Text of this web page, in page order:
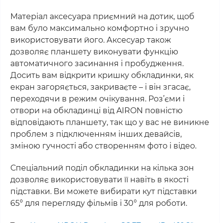
Матеріал аксесуара приємний на дотик, щоб
вам було максимально комфортно і зручно
використовувати його. Аксесуар також
дозволяє планшету виконувати функцію
автоматичного засинання і пробудження.
Досить вам відкрити кришку обкладинки, як
екран загоряється, закриваєте – і він згасає,
переходячи в режим очікування. Роз’єми і
отвори на обкладинці від AIRON повністю
відповідають планшету, так що у вас не виникне
проблем з підключенням інших девайсів,
зміною гучності або створенням фото і відео.
Спеціальний поділ обкладинки на кілька зон
дозволяє використовувати її навіть в якості
підставки. Ви можете вибирати кут підставки
65° для перегляду фільмів і 30° для роботи.